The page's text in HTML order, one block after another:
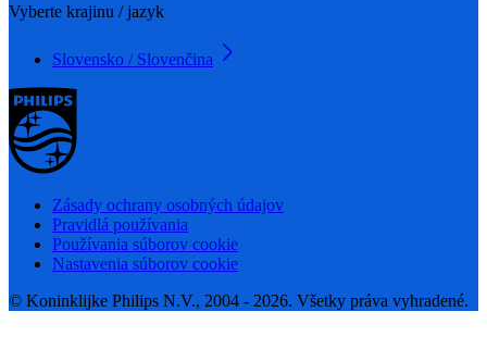
Vyberte krajinu / jazyk
Slovensko / Slovenčina
Zásady ochrany osobných údajov
Pravidlá používania
Používania súborov cookie
Nastavenia súborov cookie
© Koninklijke Philips N.V., 2004 - 2026. Všetky práva vyhradené.